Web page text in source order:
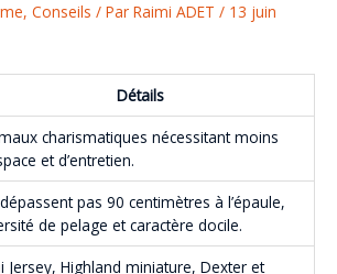
, Conseils / Par Raimi ADET / 13 juin
Détails
charismatiques nécessitant moins
et d’entretien.
pas 90 centimètres à l’épaule,
de pelage et caractère docile.
Jersey, Highland miniature, Dexter et